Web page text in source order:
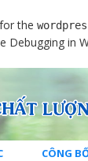
the
Debugging in
CÔNG